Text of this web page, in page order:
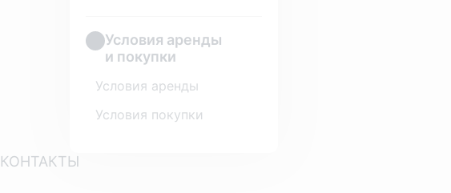
Условия аренды
и покупки
Условия аренды
Условия покупки
КОНТАКТЫ